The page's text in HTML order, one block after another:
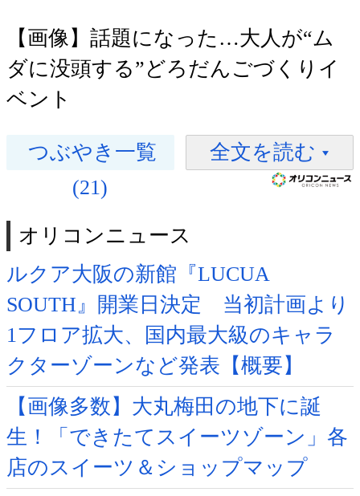
【画像】話題になった…大人が“ム
ダに没頭する”どろだんごづくりイ
ベント
つぶやき一覧
(21)
全文を読む
オリコンニュース
ルクア大阪の新館『LUCUA
SOUTH』開業日決定 当初計画より
1フロア拡大、国内最大級のキャラ
クターゾーンなど発表【概要】
【画像多数】大丸梅田の地下に誕
生！「できたてスイーツゾーン」各
店のスイーツ＆ショップマップ